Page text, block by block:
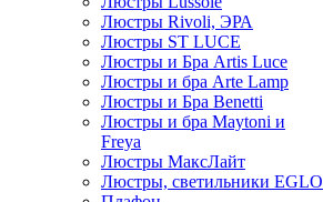
Люстры Rivoli, ЭРА
Люстры ST LUCE
Люстры и Бра Artis Luce
Люстры и бра Arte Lamp
Люстры и Бра Benetti
Люстры и бра Maytoni и
Freya
Люстры МаксЛайт
Люстры, светильники EGLO